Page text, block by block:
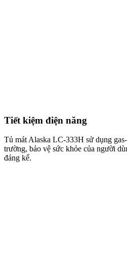
Tiết kiệm điện năng
Tủ mát Alaska LC-333H sử dụng
trường, bảo vệ sức khỏe của người
đáng kể.